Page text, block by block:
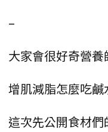
–
大家會很好奇營養
增肌減脂怎麼吃鹹
這次先公開食材